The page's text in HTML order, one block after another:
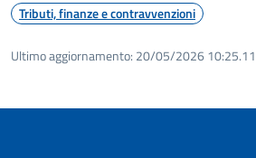
Tributi, finanze e contravvenzioni
Ultimo aggiornamento: 20/05/2026 10:25.11